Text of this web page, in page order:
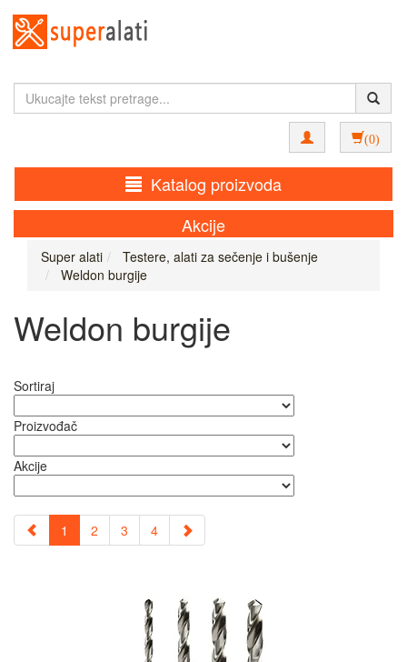
(0)
Katalog proizvoda
Akcije
Super alati
Testere, alati za sečenje i bušenje
Weldon burgije
Weldon burgije
Sortiraj
Proizvođač
Akcije
1 2 3 4